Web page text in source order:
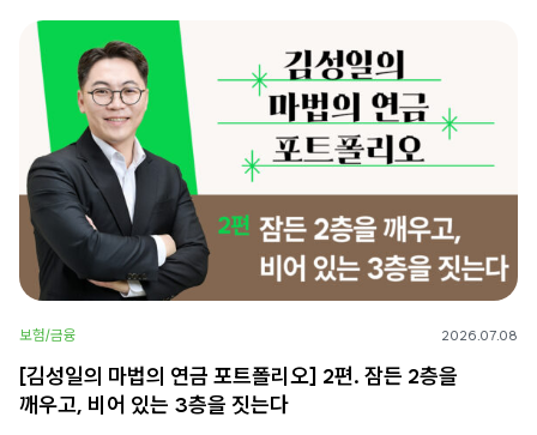
보험/금융 2026.07.08
[김성일의 마법의 연금 포트폴리오] 2편. 잠든 2층을
깨우고, 비어 있는 3층을 짓는다